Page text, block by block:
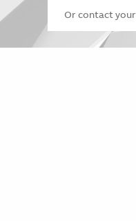
Or contact your